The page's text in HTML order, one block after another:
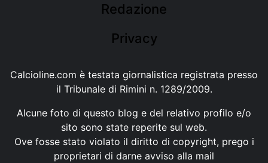
Redazione
Privacy
Calcioline.com è testata giornalistica registrata presso
il Tribunale di Rimini n. 1289/2009.
Alcune foto di questo blog e del relativo profilo e/o
sito sono state reperite sul web.
Ove fosse stato violato il diritto di copyright, prego i
proprietari di darne avviso alla mail